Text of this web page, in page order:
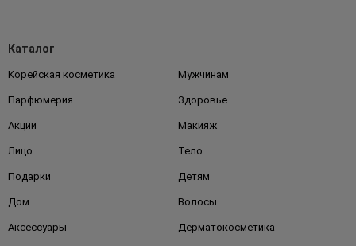
Каталог
Корейская косметика Мужчинам
Парфюмерия Здоровье
Акции Макияж
Лицо Тело
Подарки Детям
Дом Волосы
Аксессуары Дерматокосметика